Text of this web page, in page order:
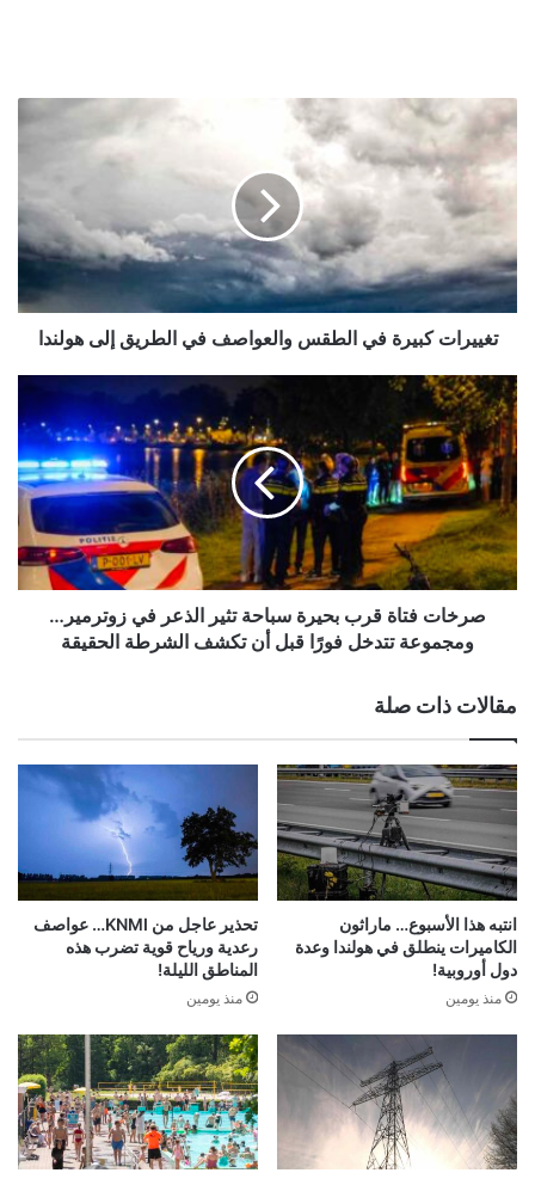
تغييرات
كبيرة
في
الطقس
والعواصف
في
الطريق
إلى
هولندا
تغييرات كبيرة في الطقس والعواصف في الطريق إلى هولندا
صرخات
فتاة
قرب
بحيرة
سباحة
تثير
الذعر
في
زوترمير…
ومجموعة
أن
تكشف
الشرطة
الحقيقة
صرخات فتاة قرب بحيرة سباحة تثير الذعر في زوترمير…
ومجموعة تتدخل فورًا قبل أن تكشف الشرطة الحقيقة
مقالات ذات صلة
انتبه هذا الأسبوع… ماراثون
الكاميرات ينطلق في هولندا وعدة
دول أوروبية!
منذ يومين
تحذير عاجل من KNMI… عواصف
رعدية ورياح قوية تضرب هذه
المناطق الليلة!
منذ يومين